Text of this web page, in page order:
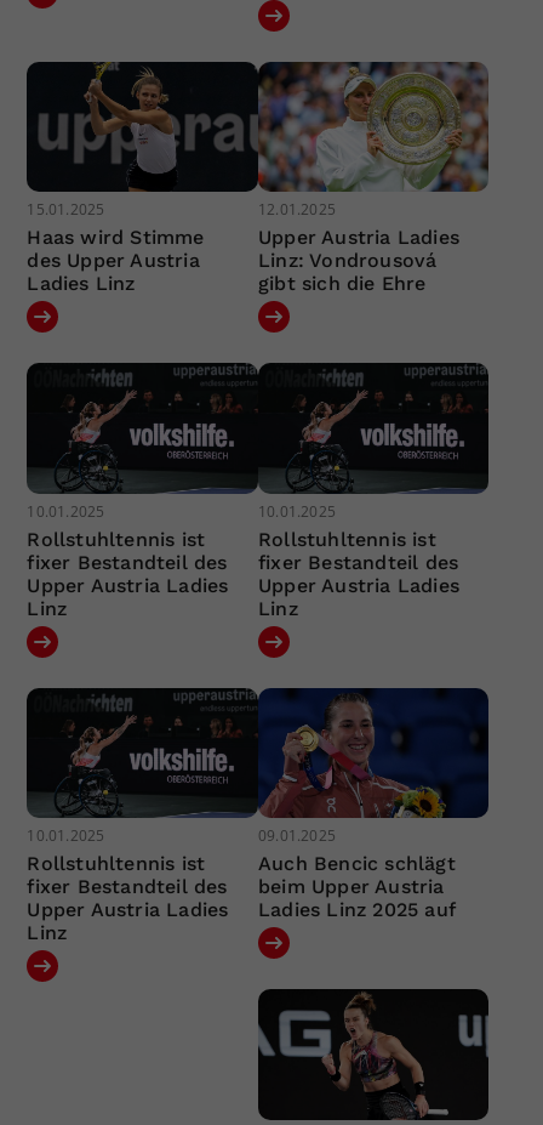
15.01.2025
Haas wird Stimme
des Upper Austria
Ladies Linz
12.01.2025
Upper Austria Ladies
Linz: Vondrousová
gibt sich die Ehre
10.01.2025
Rollstuhltennis ist
fixer Bestandteil des
Upper Austria Ladies
Linz
10.01.2025
Rollstuhltennis ist
fixer Bestandteil des
Upper Austria Ladies
Linz
10.01.2025
Rollstuhltennis ist
fixer Bestandteil des
Upper Austria Ladies
Linz
09.01.2025
Auch Bencic schlägt
beim Upper Austria
Ladies Linz 2025 auf